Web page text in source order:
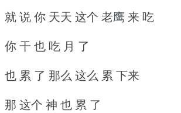
就 说 你 天天 这个 老鹰 来 吃
你 干 也 吃 月 了
也 累 了 那么 这么 累 下来
那 这个 神 也 累 了